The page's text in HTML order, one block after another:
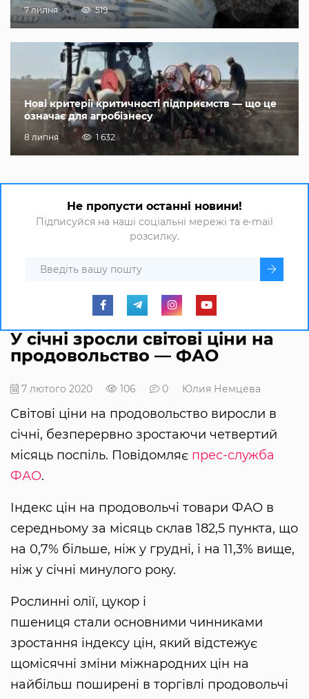
7 липня 519
Нові критерії критичності підприємств — що це
означає для агробізнесу
8 липня 1 632
Не пропусти останні новини!
Підписуйся на наші соціальні мережі та e-mail
розсилку.
У січні зросли світові ціни на
продовольство — ФАО
7 лютого 2020 106 0 Юлия Немцева
Світові ціни на продовольство виросли в
січні, безперервно зростаючи четвертий
місяць поспіль. Повідомляє прес-служба
ФАО.
Індекс цін на продовольчі товари ФАО в
середньому за місяць склав 182,5 пункта, що
на 0,7% більше, ніж у грудні, і на 11,3% вище,
ніж у січні минулого року.
Рослинні олії, цукор і
пшениця стали основними чинниками
зростання індексу цін, який відстежує
щомісячні зміни міжнародних цін на
найбільш поширені в торгівлі продовольчі